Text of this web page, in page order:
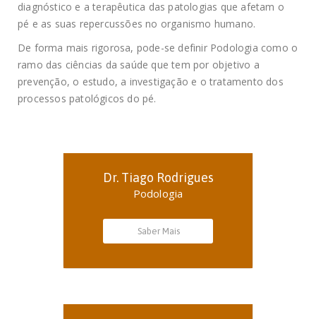
diagnóstico e a terapêutica das patologias que afetam o
pé e as suas repercussões no organismo humano.
De forma mais rigorosa, pode-se definir Podologia como o
ramo das ciências da saúde que tem por objetivo a
prevenção, o estudo, a investigação e o tratamento dos
processos patológicos do pé.
Dr. Tiago Rodrigues
Podologia
Saber Mais